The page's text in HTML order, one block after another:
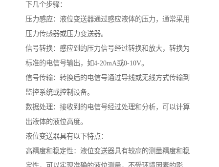
下几个步骤：
压力感应：液位变送器通过感应液体的压力，通常采用
压力传感器或压力变送器。
信号转换：感应到的压力信号经过转换和放大，转换为
标准的电信号输出，如4-20mA或0-10V。
信号传输：转换后的电信号通过导线或无线方式传输到
监控系统或控制设备。
数据处理：接收到的电信号经过处理和分析，可以计算
出液体的液位高度。
液位变送器具有以下特点：
高精度和稳定性：液位变送器具有较高的测量精度和稳